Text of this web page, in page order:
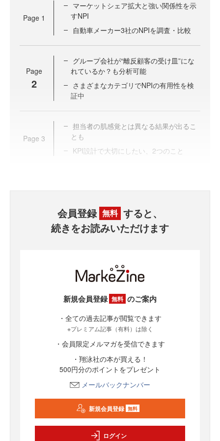
Page 1
マーケットシェア拡大と強い関係性を示
すNPI
自動車メーカー3社のNPIを調査・比較
Page
2
グループ会社が“離反顧客の受け皿”にな
れているか？も分析可能
さまざまなカテゴリでNPIの有用性を検
証中
Page 3
担当者の肌感覚とは異なる結果が出るこ
とも
KPI設計で大切にしたい、2つのこと
会員登録 無料 すると、
続きをお読みいただけます
新規会員登録 無料 のご案内
・全ての過去記事が閲覧できます
※プレミアム記事（有料）は除く
・会員限定メルマガを受信できます
・翔泳社の本が買える！
500円分のポイントをプレゼント
メールバックナンバー
新規会員登録 無料
ログイン